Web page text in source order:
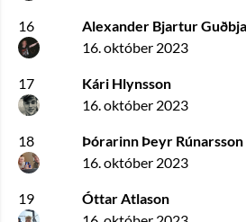
16
Alexander Bjartur
16. október 2023
17
Kári Hlynsson
16. október 2023
18
Þórarinn Þeyr Rúnarsson
16. október 2023
19
Óttar Atlason